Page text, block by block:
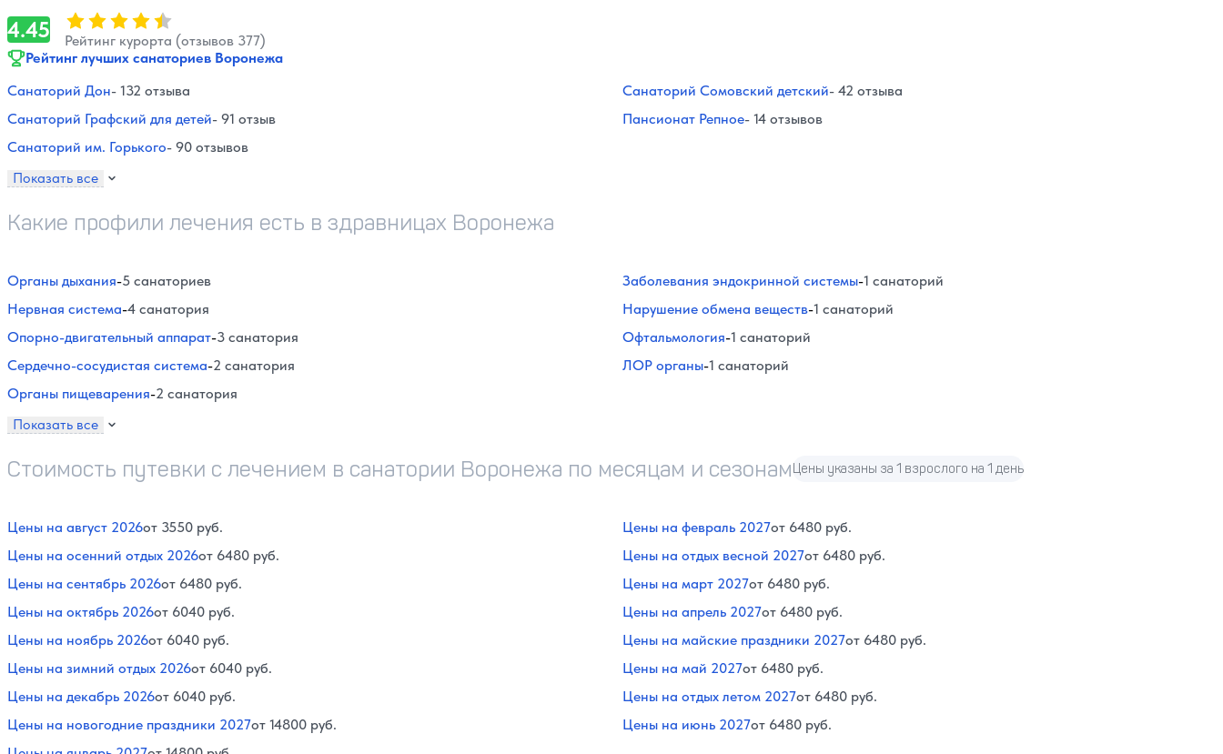
4.45 Оценка, количество звезд:
Рейтинг курорта (отзывов 377)
Рейтинг лучших санаториев Воронежа
Санаторий Дон- 132 отзыва
Санаторий Графский для детей- 91 отзыв
Санаторий им. Горького- 90 отзывов
Санаторий Сомовский детский- 42 отзыва
Пансионат Репное- 14 отзывов
Показать все
Какие профили лечения есть в здравницах Воронежа
Органы дыхания-5 санаториев
Нервная система-4 санатория
Опорно-двигательный аппарат-3 санатория
Сердечно-сосудистая система-2 санатория
Органы пищеварения-2 санатория
Заболевания эндокринной системы-1 санаторий
Нарушение обмена веществ-1 санаторий
Офтальмология-1 санаторий
ЛОР органы-1 санаторий
Показать все
Стоимость путевки с лечением в санатории Воронежа по месяцам и сезонам Цены указаны за 1 взрослого на 1 день
Цены на август 2026от 3550 руб.
Цены на осенний отдых 2026от 6480 руб.
Цены на сентябрь 2026от 6480 руб.
Цены на октябрь 2026от 6040 руб.
Цены на ноябрь 2026от 6040 руб.
Цены на зимний отдых 2026от 6040 руб.
Цены на декабрь 2026от 6040 руб.
Цены на новогодние праздники 2027от 14800 руб.
Цены на февраль 2027от 6480 руб.
Цены на отдых весной 2027от 6480 руб.
Цены на март 2027от 6480 руб.
Цены на апрель 2027от 6480 руб.
Цены на майские праздники 2027от 6480 руб.
Цены на май 2027от 6480 руб.
Цены на отдых летом 2027от 6480 руб.
Цены на июнь 2027от 6480 руб.